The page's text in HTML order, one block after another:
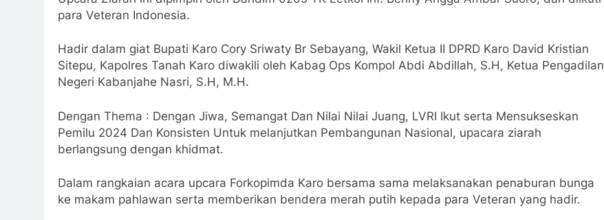
para Veteran Indonesia.
Hadir dalam giat Bupati Karo Cory Sriwaty Br Sebayang, Wakil Ketua II DPRD Karo David Kristian
Sitepu, Kapolres Tanah Karo diwakili oleh Kabag Ops Kompol Abdi Abdillah, S.H, Ketua Pengadilan
Negeri Kabanjahe Nasri, S.H, M.H.
Dengan Thema : Dengan Jiwa, Semangat Dan Nilai Nilai Juang, LVRI Ikut serta Mensukseskan
Pemilu 2024 Dan Konsisten Untuk melanjutkan Pembangunan Nasional, upacara ziarah
berlangsung dengan khidmat.
Dalam rangkaian acara upcara Forkopimda Karo bersama sama melaksanakan penaburan bunga
ke makam pahlawan serta memberikan bendera merah putih kepada para Veteran yang hadir.